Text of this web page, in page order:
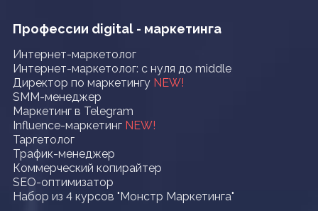
Профессии digital - маркетинга
Интернет-маркетолог
Интернет-маркетолог: с нуля до middle
Директор по маркетингу NEW!
SMM-менеджер
Маркетинг в Telegram
Influence-маркетинг NEW!
Таргетолог
Трафик-менеджер
Коммерческий копирайтер
SEO-оптимизатор
Набор из 4 курсов "Монстр Маркетинга"